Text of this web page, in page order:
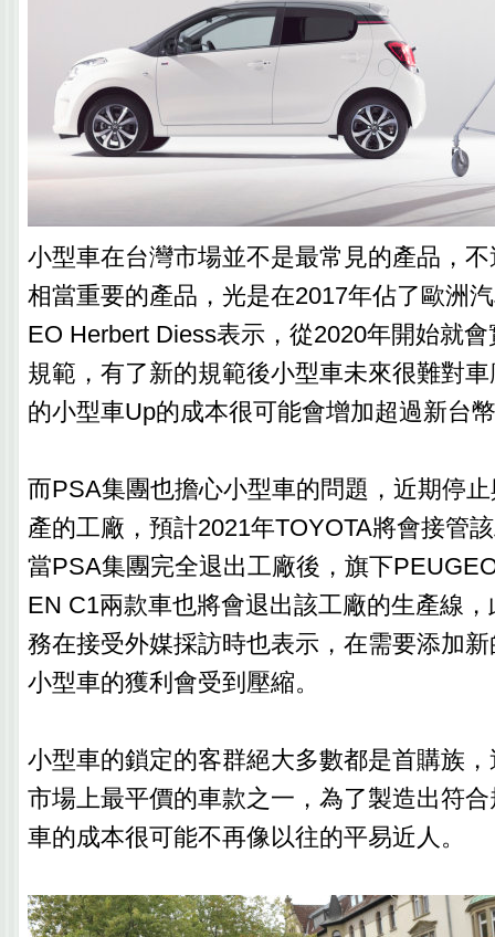
小型車在台灣市場並不是最常見的產品，
相當重要的產品，光是在2017年佔了歐洲
EO Herbert Diess表示，從2020年開始就
規範，有了新的規範後小型車未來很難對
的小型車Up的成本很可能會增加超過新台
而PSA集團也擔心小型車的問題，近期停
產的工廠，預計2021年TOYOTA將會接管
當PSA集團完全退出工廠後，旗下
EN C1兩款車也將會退出該工廠的生產線
務在接受外媒採訪時也表示，在需要添加
小型車的獲利會受到壓縮。
小型車的鎖定的客群絕大多數都是首購族
市場上最平價的車款之一，為了製造出符
車的成本很可能不再像以往的平易近人。